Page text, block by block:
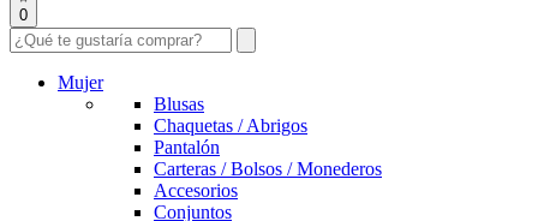
0
Mujer
Blusas
Chaquetas / Abrigos
Pantalón
Carteras / Bolsos / Monederos
Accesorios
Conjuntos